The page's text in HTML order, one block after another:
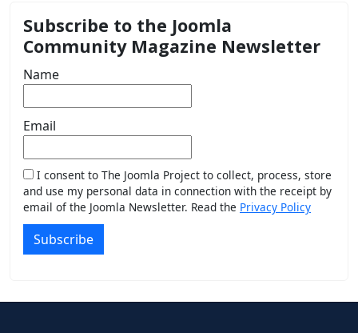
Subscribe to the Joomla
Community Magazine Newsletter
Name
Email
I consent to The Joomla Project to collect, process, store
and use my personal data in connection with the receipt by
email of the Joomla Newsletter. Read the Privacy Policy
Subscribe